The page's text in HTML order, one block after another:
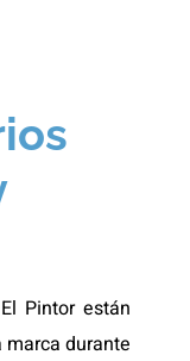
Pintor están
durante